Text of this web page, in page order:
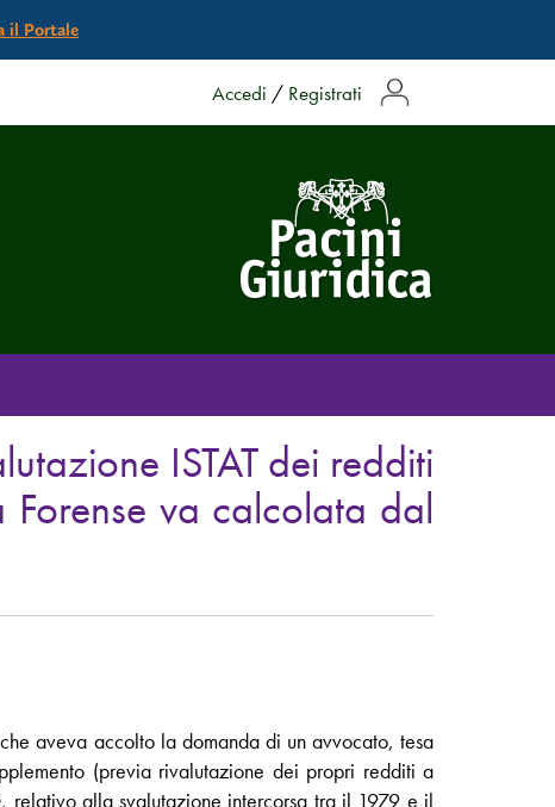
il Portale
Accedi / Registrati
ISTAT dei redditi
va calcolata dal
aveva accolto la domanda di un avvocato, tesa
(previa rivalutazione dei propri redditi a
relativo alla svalutazione intercorsa tra il 1979 e il